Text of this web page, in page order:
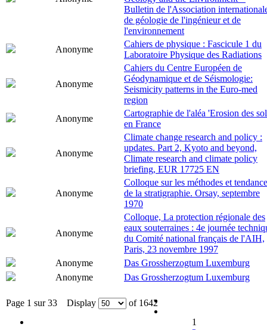
Bulletin de l'Association
de géologie de l'ingénieur et de
l'environnement
Anonyme
Cahiers de physique : Fascicule 1 du
Laboratoire Physique des Radiations
Anonyme
Cahiers du Centre Européen de
Géodynamique et de Séismologie:
Seismicity patterns in the Euro-med
region
Anonyme
Cartographie de l'aléa 'Erosion des
en France
Anonyme
Climate change research and policy :
updates. Part 2, Kyoto and beyond,
Climate research and climate policy
briefing, EUR 17725 EN
Anonyme
Colloque sur les méthodes et
de la stratigraphie. Orsay, septembre
1970
Anonyme
Colloque, La protection régionale des
eaux souterraines : 4e journée
du Comité national français de l'AIH,
Paris, 23 novembre 1997
Anonyme
Das Grossherzogtum Luxemburg
Anonyme
Das Grossherzogtum Luxemburg
Page 1 sur 33 Display
of 1642
1